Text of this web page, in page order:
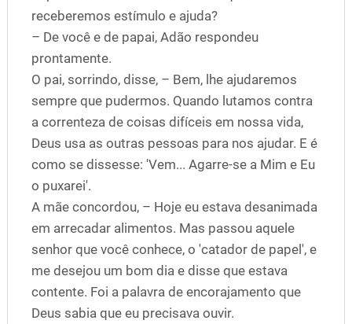
receberemos estímulo e ajuda?
– De você e de papai, Adão respondeu
prontamente.
O pai, sorrindo, disse, – Bem, lhe ajudaremos
sempre que pudermos. Quando lutamos contra
a correnteza de coisas difíceis em nossa vida,
Deus usa as outras pessoas para nos ajudar. E é
como se dissesse: 'Vem... Agarre-se a Mim e Eu
o puxarei'.
A mãe concordou, – Hoje eu estava desanimada
em arrecadar alimentos. Mas passou aquele
senhor que você conhece, o 'catador de papel', e
me desejou um bom dia e disse que estava
contente. Foi a palavra de encorajamento que
Deus sabia que eu precisava ouvir.